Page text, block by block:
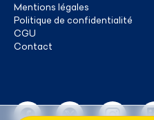
Mentions légales
Politique de confidentialité
CGU
Contact